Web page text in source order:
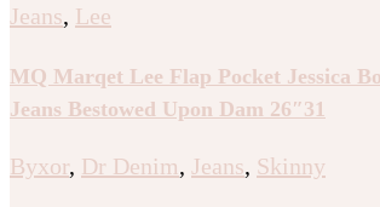
Jeans, Lee
MQ Marqet Lee Flap Pocket Jessica
Jeans Bestowed Upon Dam 26″31
Byxor, Dr Denim, Jeans, Skinny